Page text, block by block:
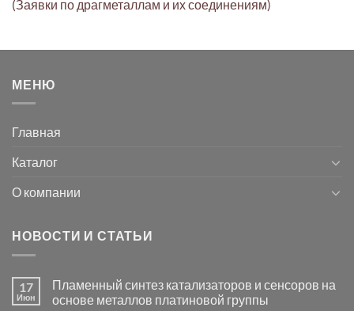
(Заявки по драгметаллам и их соединениям)
МЕНЮ
Главная
Каталог
О компании
НОВОСТИ И СТАТЬИ
17
Июн
Пламенный синтез катализаторов и сенсоров на
основе металлов платиновой группы